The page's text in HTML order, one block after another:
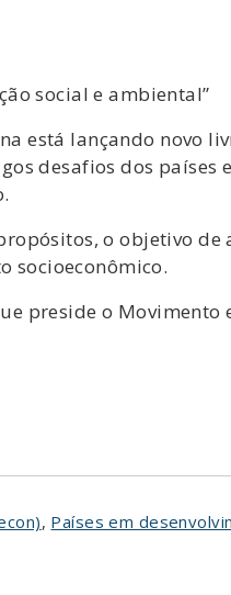
social e ambiental”
está lançando novo
desafios dos países
o objetivo
socioeconômico.
preside o Movimento
, Países em